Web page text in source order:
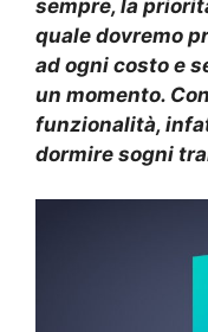
sempre, la
quale dovremo
ad ogni costo e
un momento.
funzionalità,
dormire sogni